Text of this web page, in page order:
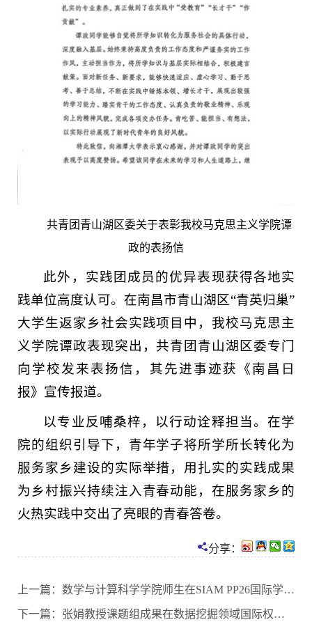
共青团青山湖区委关于表彰我校马克思主义学院谭
政的表扬信
此外，实践团成员的优异表现获得各地实
践单位高度认可。在南昌市青山湖区“青英归巢”
大学生返家乡社会实践项目中，我校马克思主
义学院谭政表现突出，共青团青山湖区委专门
向学校发来表扬信，其先进事迹获《南昌日
报》宣传报道。
以专业反哺桑梓，以行动诠释担当。在学
院的组织引导下，青年学子将所学所长转化为
服务家乡建设的实际举措，用扎实的实践成果
为乡村振兴持续注入青春动能，在服务家乡的
火热实践中交出了亮眼的青春答卷。
分享：
上一篇： 数学与计算科学学院师生在SIAM PP26国际学术会议做报告
下一篇： 张娟教授课题组成果在数据挖掘领域国际权威期刊发表